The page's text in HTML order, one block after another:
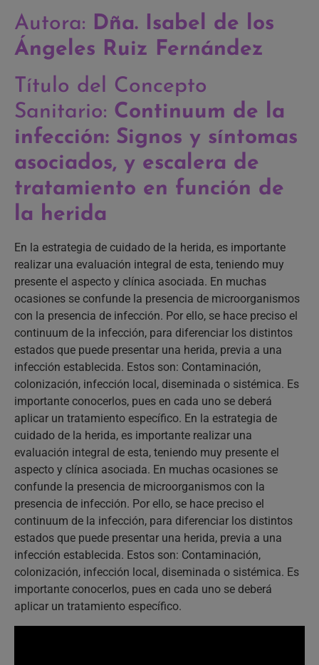
Autora: Dña. Isabel de los
Ángeles Ruiz Fernández
Título del Concepto
Sanitario: Continuum de la
infección: Signos y síntomas
asociados, y escalera de
tratamiento en función de
la herida
En la estrategia de cuidado de la herida, es importante
realizar una evaluación integral de esta, teniendo muy
presente el aspecto y clínica asociada. En muchas
ocasiones se confunde la presencia de microorganismos
con la presencia de infección. Por ello, se hace preciso el
continuum de la infección, para diferenciar los distintos
estados que puede presentar una herida, previa a una
infección establecida. Estos son: Contaminación,
colonización, infección local, diseminada o sistémica. Es
importante conocerlos, pues en cada uno se deberá
aplicar un tratamiento específico. En la estrategia de
cuidado de la herida, es importante realizar una
evaluación integral de esta, teniendo muy presente el
aspecto y clínica asociada. En muchas ocasiones se
confunde la presencia de microorganismos con la
presencia de infección. Por ello, se hace preciso el
continuum de la infección, para diferenciar los distintos
estados que puede presentar una herida, previa a una
infección establecida. Estos son: Contaminación,
colonización, infección local, diseminada o sistémica. Es
importante conocerlos, pues en cada uno se deberá
aplicar un tratamiento específico.